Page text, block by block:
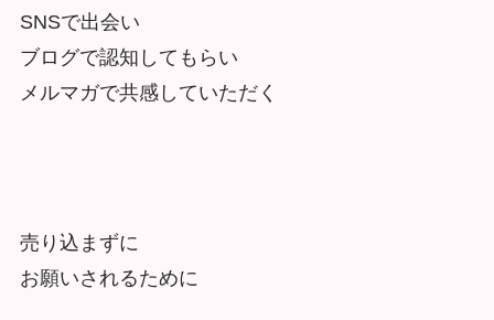
SNSで出会い
ブログで認知してもらい
メルマガで共感していただく
売り込まずに
お願いされるために